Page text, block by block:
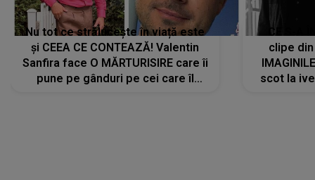
Nu tot ce strălucește în viață este
și CEEA CE CONTEAZĂ! Valentin
Sanfira face O MĂRTURISIRE care îi
pune pe gânduri pe cei care îl
CE S-A
clipe
scot la